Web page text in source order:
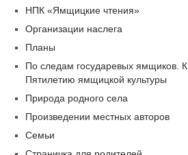
НПК «Ямщицкие чтения»
Организации наслега
Планы
По следам государевых ямщиков. К
Пятилетию ямщицкой культуры
Природа родного села
Произведении местных авторов
Семьи